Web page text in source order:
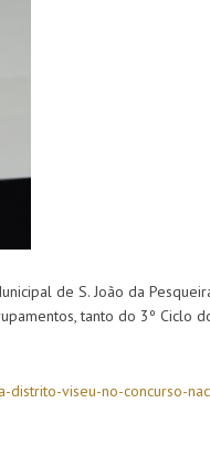
de S. João da
tanto do 3º Ciclo
viseu-no-concurso-